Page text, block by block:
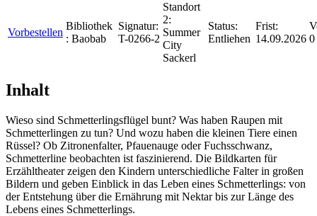
Vorbestellen
Bibliothek
: Baobab
Signatur:
T-0266-2
Standort
2:
Summer
City
Sackerl
Status:
Entliehen
Frist:
14.09.2026 0
Inhalt
Wieso sind Schmetterlingsflügel bunt? Was haben Raupen mit
Schmetterlingen zu tun? Und wozu haben die kleinen Tiere einen
Rüssel? Ob Zitronenfalter, Pfauenauge oder Fuchsschwanz,
Schmetterline beobachten ist faszinierend. Die Bildkarten für
Erzähltheater zeigen den Kindern unterschiedliche Falter in großen
Bildern und geben Einblick in das Leben eines Schmetterlings: von
der Entstehung über die Ernährung mit Nektar bis zur Länge des
Lebens eines Schmetterlings.